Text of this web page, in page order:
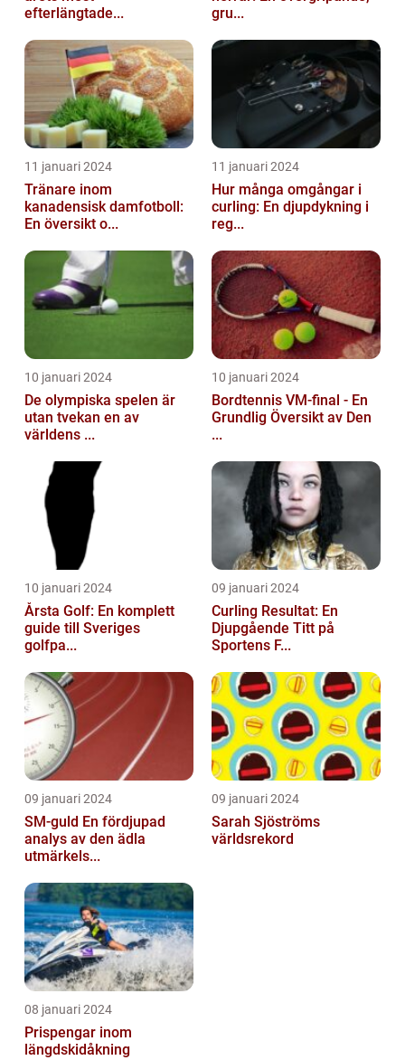
efterlängtade...
gru...
11 januari 2024
Tränare inom
kanadensisk damfotboll:
En översikt o...
11 januari 2024
Hur många omgångar i
curling: En djupdykning i
reg...
10 januari 2024
De olympiska spelen är
utan tvekan en av
världens ...
10 januari 2024
Bordtennis VM-final - En
Grundlig Översikt av Den
...
10 januari 2024
Årsta Golf: En komplett
guide till Sveriges
golfpa...
09 januari 2024
Curling Resultat: En
Djupgående Titt på
Sportens F...
09 januari 2024
SM-guld En fördjupad
analys av den ädla
utmärkels...
09 januari 2024
Sarah Sjöströms
världsrekord
08 januari 2024
Prispengar inom
längdskidåkning